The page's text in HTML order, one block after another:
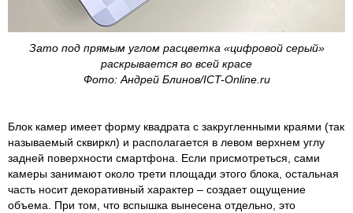
Зато под прямым углом расцветка «цифровой серый»
раскрывается во всей красе
Фото: Андрей Блинов/ICT-Online.ru
Блок камер имеет форму квадрата с закругленными краями (так
называемый сквиркл) и располагается в левом верхнем углу
задней поверхности смартфона. Если присмотреться, сами
камеры занимают около трети площади этого блока, остальная
часть носит декоративный характер – создает ощущение
объема. При том, что вспышка вынесена отдельно, это